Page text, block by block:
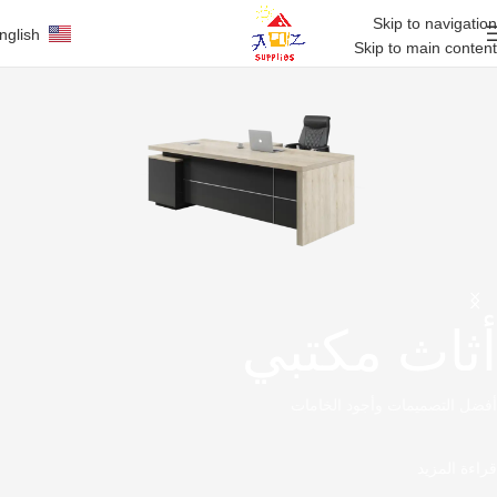
Skip to navigation
Skip to main content